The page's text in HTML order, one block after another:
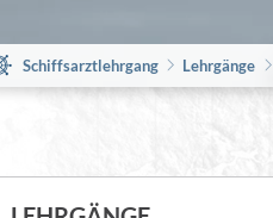
Schiffsarztlehrgang Lehrgänge